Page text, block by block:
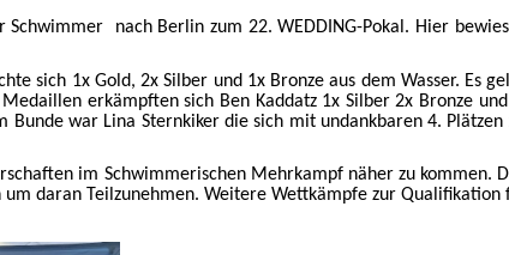
nach Berlin zum 22. WEDDING-Pokal. Hier
sich 1x Gold, 2x Silber und 1x Bronze aus dem Wasser. Es
erkämpften sich Ben Kaddatz 1x Silber 2x Bronze
war Lina Sternkiker die sich mit undankbaren 4.
im Schwimmerischen Mehrkampf näher zu kommen.
daran Teilzunehmen. Weitere Wettkämpfe zur